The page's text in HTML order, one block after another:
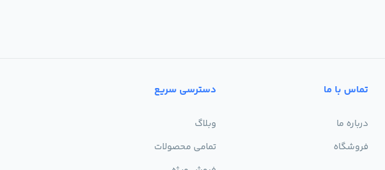
تماس با ما
درباره ما
فروشگاه
دسترسی سریع
وبلاگ
تمامی محصولات